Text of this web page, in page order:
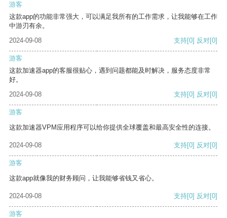
游客
这款app的功能非常强大，可以满足我所有的工作需求，让我能够在工作
中游刃有余。
2024-09-08
支持[0] 反对[0]
游客
这款加速器app的客服很贴心，遇到问题都能及时解决，服务态度非常
好。
2024-09-08
支持[0] 反对[0]
游客
这款加速器VPM应用程序可以给你提供全球覆盖和最高安全性的连接。
2024-09-08 支持[0] 反对[0]
游客
这款app就像我的财务顾问，让我能够省钱又省心。
2024-09-08 支持[0] 反对[0]
游客